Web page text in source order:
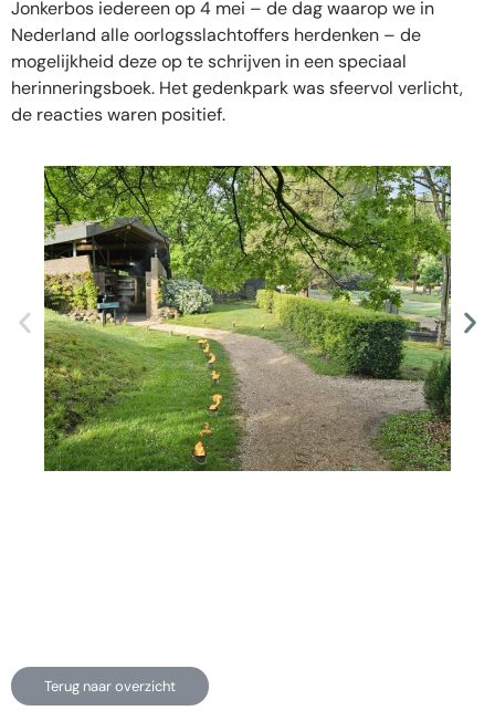
Jonkerbos iedereen op 4 mei – de dag waarop we in
Nederland alle oorlogsslachtoffers herdenken – de
mogelijkheid deze op te schrijven in een speciaal
herinneringsboek. Het gedenkpark was sfeervol verlicht,
de reacties waren positief.
Terug naar overzicht